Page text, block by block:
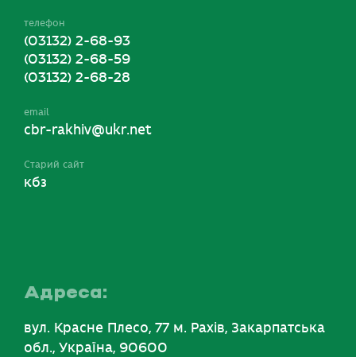
телефон
(03132) 2-68-93
(03132) 2-68-59
(03132) 2-68-28
email
cbr-rakhiv@ukr.net
Старий сайт
кбз
Адреса:
вул. Красне Плесо, 77 м. Рахів, Закарпатська
обл., Україна, 90600